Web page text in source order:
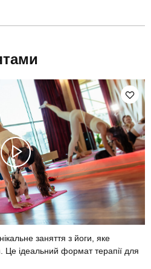
заняття з йоги, яке
Це ідеальний формат терапії для